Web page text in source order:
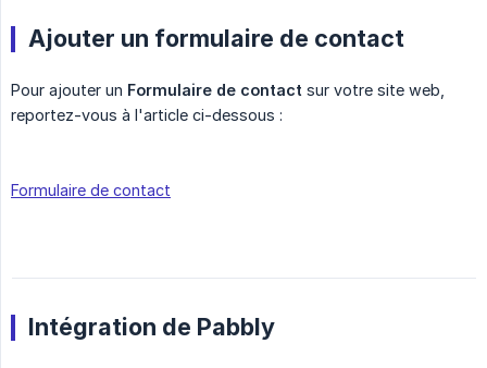
Ajouter un formulaire de contact
Pour ajouter un Formulaire de contact sur votre site web,
reportez-vous à l'article ci-dessous :
Formulaire de contact
Intégration de Pabbly